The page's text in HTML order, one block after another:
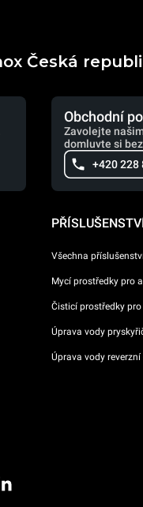
Česká
Obchodní
Zavolejte
domluvte si
+420 228
Všechna
Mycí prostředky pro
Čisticí prostředky
Úprava vody
Úprava vody